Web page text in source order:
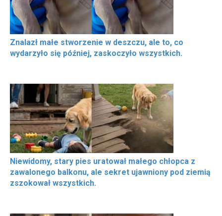
Znalazł małe stworzenie w deszczu, ale to, co
wydarzyło się później, zaskoczyło wszystkich.
Niewidomy, stary pies uratował małego chłopca z
zawalonego balkonu, ale sekret ujawniony pod ziemią
zszokował wszystkich.